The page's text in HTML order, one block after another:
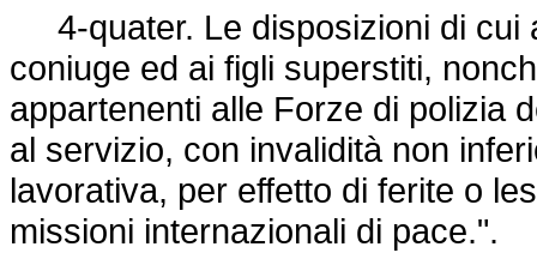
4-quater. Le disposizioni di cui
coniuge ed ai figli superstiti,
appartenenti alle Forze di polizia
al servizio, con invalidità non
lavorativa, per effetto di ferite o
missioni internazionali di pace.".